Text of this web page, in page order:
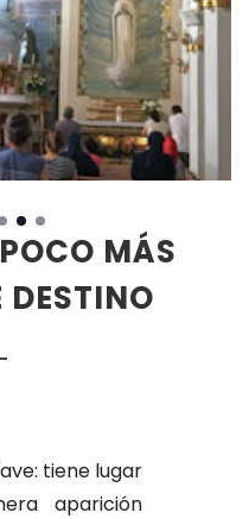
MÁS
DESTINO
tiene lugar
aparición